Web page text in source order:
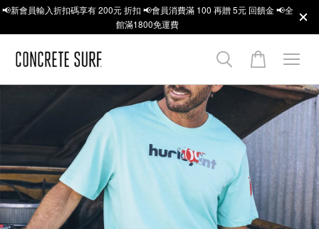
📢新會員輸入折扣碼享有 200元 折扣 📢會員消費滿 100 再贈 5元 回饋金 📢全
館滿1800免運費